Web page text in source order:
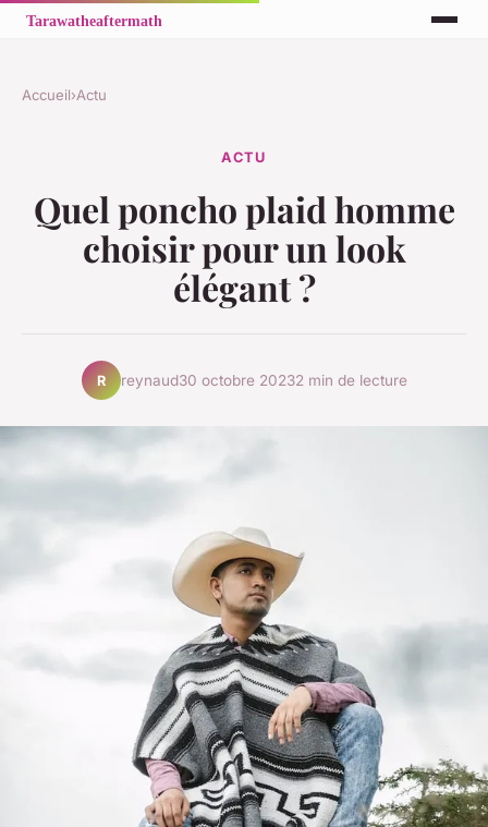
Accueil›Actu
ACTU
Quel poncho plaid homme
choisir pour un look
élégant ?
R reynaud30 octobre 20232 min de lecture